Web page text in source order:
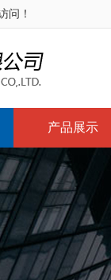
问！
产品展示